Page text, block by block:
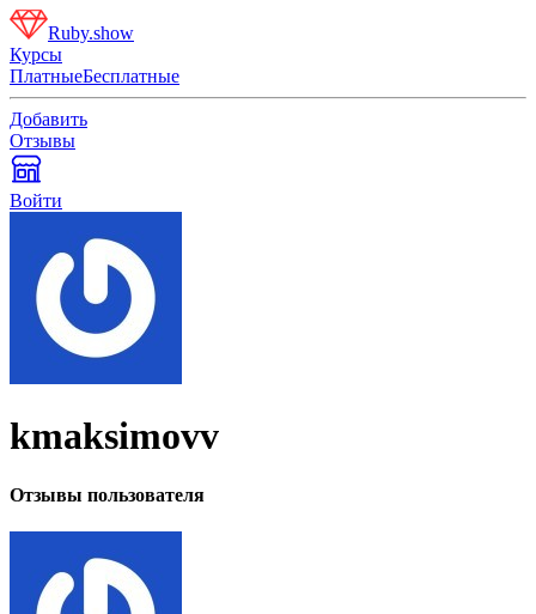
Ruby.show
Курсы
ПлатныеБесплатные
Добавить
Отзывы
Войти
kmaksimovv
Отзывы пользователя